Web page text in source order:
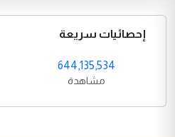
إحصائيات سريعة
644,135,534
مشاهدة